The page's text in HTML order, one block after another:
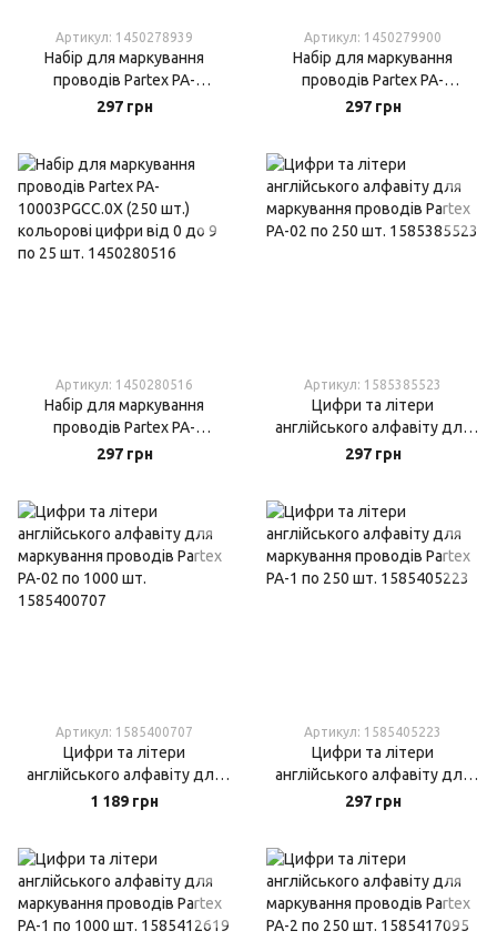
Артикул: 1450278939
Набір для маркування
проводів Partex PA-
1003PG40.0X (250 шт.)
297 грн
Артикул: 1450279900
Набір для маркування
проводів Partex PA-
02003PGCC.0X (250 шт.)
297 грн
Артикул: 1450280516
Набір для маркування
проводів Partex PA-
10003PGCC.0X (250 шт.)
297 грн
Артикул: 1585385523
Цифри та літери
англійського алфавіту для
маркування проводів Partex
297 грн
Артикул: 1585400707
Цифри та літери
англійського алфавіту для
маркування проводів Partex
1 189 грн
Артикул: 1585405223
Цифри та літери
англійського алфавіту для
маркування проводів Partex
297 грн